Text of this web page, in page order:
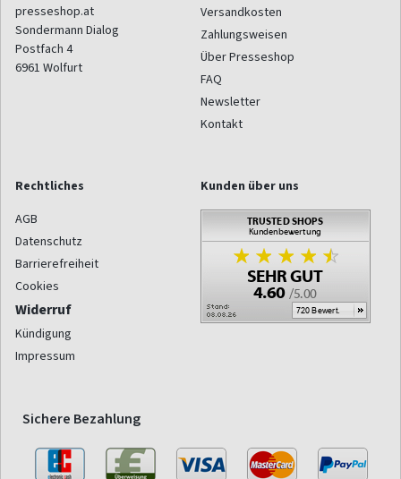
presseshop.at
Sondermann Dialog
Postfach 4
6961 Wolfurt
Versandkosten
Zahlungsweisen
Über Presseshop
FAQ
Newsletter
Kontakt
Rechtliches
AGB
Datenschutz
Barrierefreiheit
Cookies
Widerruf
Kündigung
Impressum
Kunden über uns
Sichere Bezahlung